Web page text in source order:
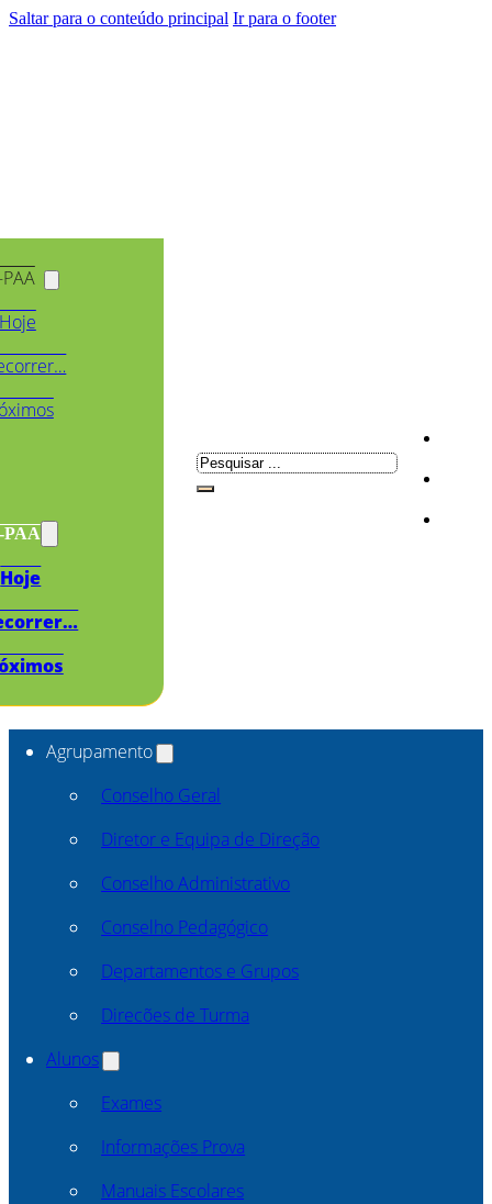
Saltar para o conteúdo principal Ir para o footer
PAA
Hoje
Pesquisar
Agrupamento
Conselho Geral
Diretor e Equipa de Direção
Conselho Administrativo
Conselho Pedagógico
Departamentos e Grupos
Direcões de Turma
Alunos
Exames
Informações Prova
Manuais Escolares